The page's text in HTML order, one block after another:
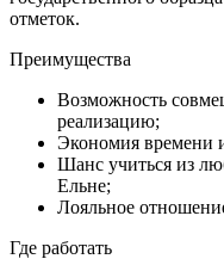
отметок.
Преимущества
Возможность
реализацию;
Экономия времени
Шанс учиться из
Ельне;
Лояльное
Где работать